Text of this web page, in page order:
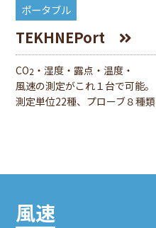
ポータブル
TEKHNEPort
CO2 ・湿度・露点・温度・
風速の測定がこれ１台で可能。
測定単位22種、プローブ８種
風速